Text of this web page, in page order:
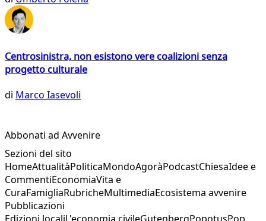
Centrosinistra, non esistono vere coalizioni senza
progetto culturale
di Marco Iasevoli
Abbonati ad Avvenire
Sezioni del sito
HomeAttualitàPoliticaMondoAgoràPodcastChiesaIdee e
CommentiEconomiaVita e
CuraFamigliaRubricheMultimediaEcosistema avvenire
Pubblicazioni